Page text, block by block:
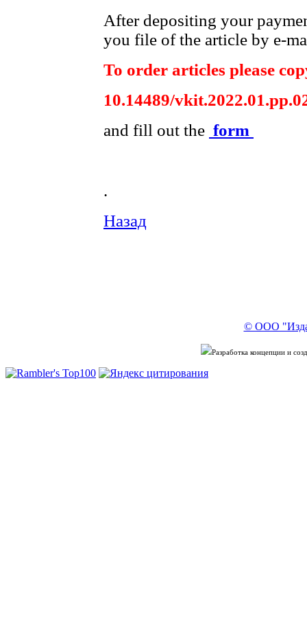
After depositing your
you file of the article by e-
To order articles please
10.14489/
and fill out the form
.
Назад
© ООО
Разработка концепции и